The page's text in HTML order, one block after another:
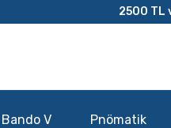
2500 TL
Bando V
Pnömatik